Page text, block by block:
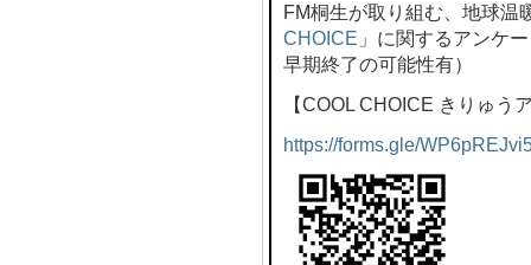
FM桐生が取り組む、地球温
CHOICE 」に関するアンケ
早期終了の可能性有）
【COOL CHOICE きりゅう
https://forms.gle/